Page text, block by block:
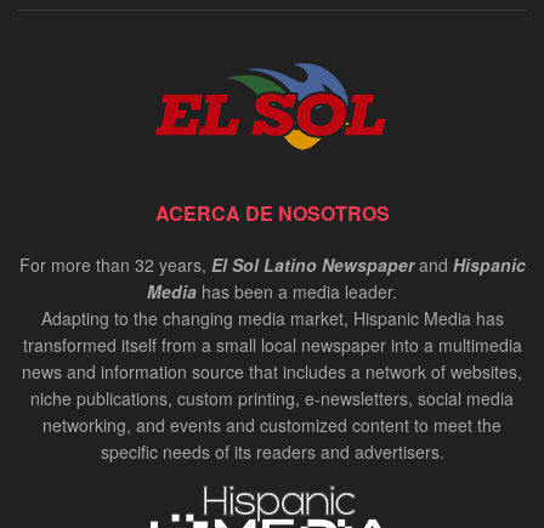
ACERCA DE NOSOTROS
For more than 32 years, El Sol Latino Newspaperand Hispanic
Media has been a media leader.
Adapting to the changing media market, Hispanic Media has
transformed itself from a small local newspaper into a multimedia
news and information source that includes a network of websites,
niche publications, custom printing, e-newsletters, social media
networking, and events and customized content to meet the
specific needs of its readers and advertisers.